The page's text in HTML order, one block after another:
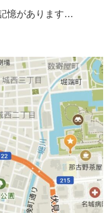
憶があります…